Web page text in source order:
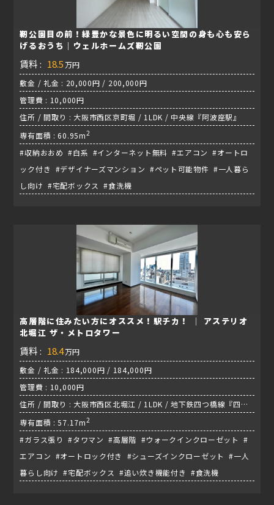
靭公園目の前！緑豊かな景色に明るい空間の身も心も安ら
げるおうち｜ウェルホームズ靭公園
賃料 : 18.5 万円
敷金 / 礼金 : 20,000円 / 200,000円
管理費 : 10,000円
住所 / 間取り : 大阪市西区京町堀 / 1LDK / 中央線『阿波座駅』
専有面積 : 60.95m2
#収納おおめ #白系 #インターネット無料 #エアコン #オートロ
ック付き #デザイナーズマンション #ペット可能物件 #一人暮ら
し向け #宅配ボックス #食洗機
高層階に住みたい方にオススメ！駅チカ！ │ アステリオ
北堀江 ザ・メトロタワー
賃料 : 18.4万円
敷金 / 礼金 : 184,000円 / 184,000円
管理費 : 10,000円
住所 / 間取り : 大阪市西区北堀江 / 1LDK / 地下鉄四つ橋線『四ツ
橋駅』
専有面積 : 57.17m2
#ガラス張り #タワマン #高層階 #ウォークインクローゼット #
エアコン #オートロック付き #シューズインクローゼット #一人
暮らし向け #宅配ボックス #追い炊き機能付き #食洗機